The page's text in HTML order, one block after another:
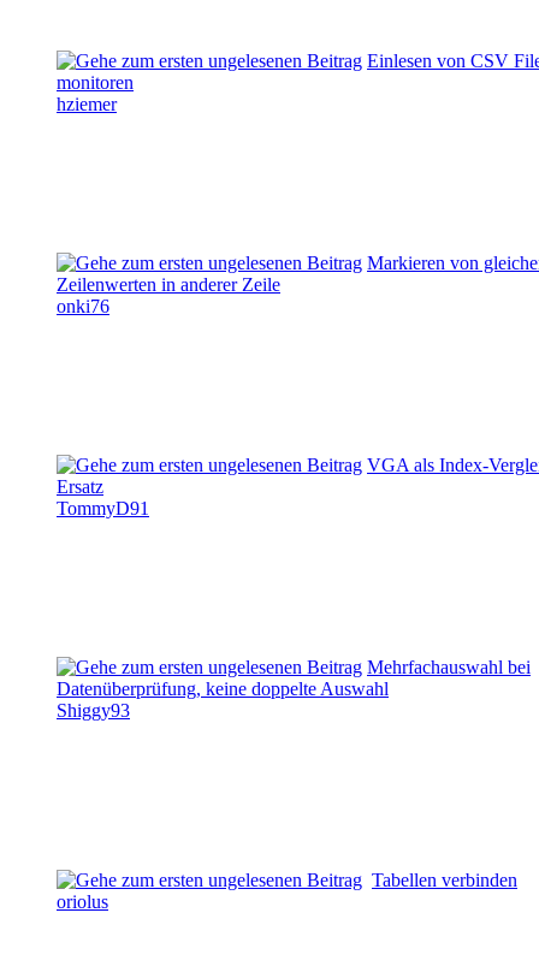
Einlesen von CSV
monitoren
hziemer
Markieren von
Zeilenwerten in anderer Zeile
onki76
VGA als Index-
Ersatz
TommyD91
Mehrfachauswahl bei
Datenüberprüfung, keine doppelte Auswahl
Shiggy93
Tabellen verbinden
oriolus